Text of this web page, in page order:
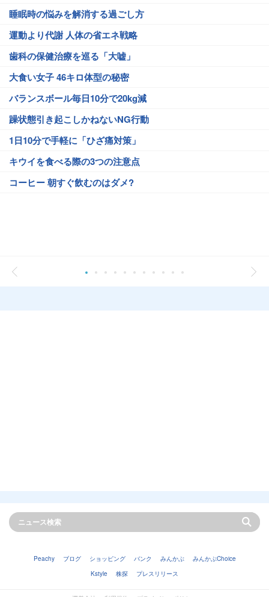
睡眠時の悩みを解消する過ごし方
運動より代謝 人体の省エネ戦略
歯科の保健治療を巡る「大嘘」
大食い女子 46キロ体型の秘密
バランスボール毎日10分で20kg減
躁状態引き起こしかねないNG行動
1日10分で手軽に「ひざ痛対策」
キウイを食べる際の3つの注意点
コーヒー 朝すぐ飲むのはダメ?
Peachy ブログ ショッピング バンク みんかぶ
みんかぶChoice
Kstyle
株探 プレスリリース